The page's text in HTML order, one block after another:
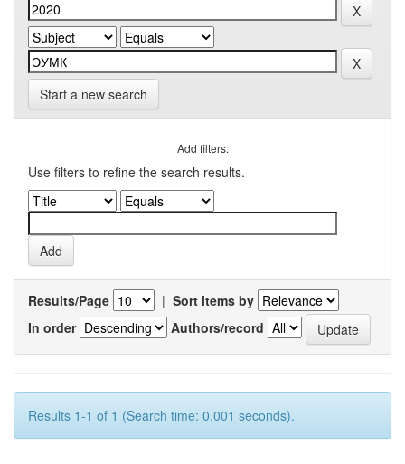
Start a new search
Add filters:
Use filters to refine the search results.
Results/Page | Sort items by
In order
Authors/record
Results 1-1 of 1 (Search time: 0.001 seconds).